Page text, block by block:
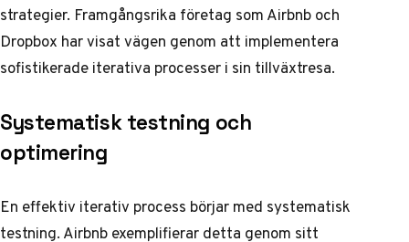
strategier. Framgångsrika företag som Airbnb och
Dropbox har visat vägen genom att implementera
sofistikerade iterativa processer i sin tillväxtresa.
Systematisk testning och
optimering
En effektiv iterativ process börjar med systematisk
testning. Airbnb exemplifierar detta genom sitt